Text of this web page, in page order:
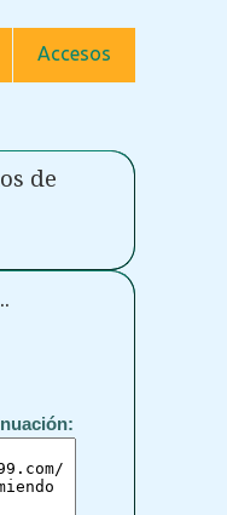
Accesos
de